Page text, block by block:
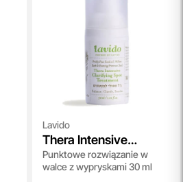
Lavido
Thera Intensive
Clarifying Spot
Treatment
Punktowe rozwiązanie w
walce z wypryskami 30 ml